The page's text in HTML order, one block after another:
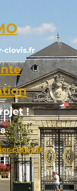
clovis.fr
!
clovis.fr